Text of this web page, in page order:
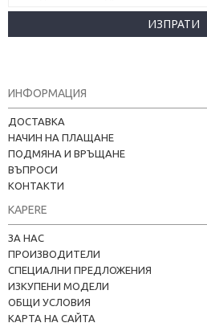
ИЗПРАТИ
ИНФОРМАЦИЯ
ДОСТАВКА
НАЧИН НА ПЛАЩАНЕ
ПОДМЯНА И ВРЪЩАНЕ
ВЪПРОСИ
КОНТАКТИ
KAPERE
ЗА НАС
ПРОИЗВОДИТЕЛИ
СПЕЦИАЛНИ ПРЕДЛОЖЕНИЯ
ИЗКУПЕНИ МОДЕЛИ
ОБЩИ УСЛОВИЯ
КАРТА НА САЙТА